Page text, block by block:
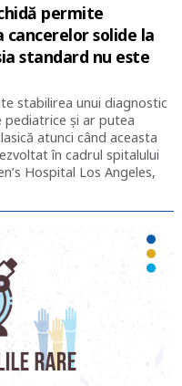
permite
solide la
standard nu este
stabilirea unui diagnostic
pediatrice și ar putea
atunci când aceasta
în cadrul spitalului
Hospital Los Angeles,